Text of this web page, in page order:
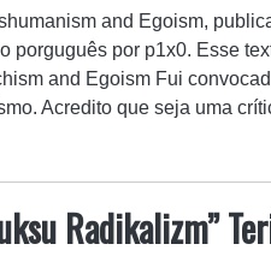
and Egoism,
porguguês por p1x0. Esse
and Egoism Fui
Acredito que seja uma
Radikalizm”